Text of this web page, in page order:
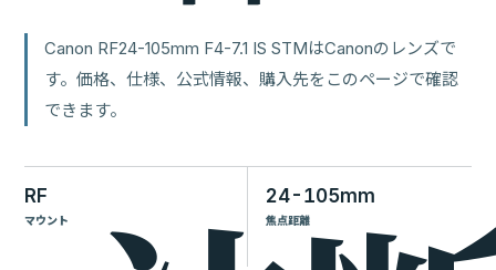
Canon RF24-105mm F4-7.1 IS STMはCanonのレンズで
す。価格、仕様、公式情報、購入先をこのページで確認
できます。
RF
マウント
24-105mm
焦点距離